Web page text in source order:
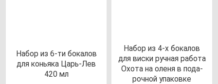
Набор из 6-ти бо­ка­лов
для конь­яка Царь-Лев
420 мл
Набор из 4-х бо­ка­лов
для вис­ки руч­ная ра­бо­та
Охо­та на оле­ня в по­да­
роч­ной упа­ков­ке